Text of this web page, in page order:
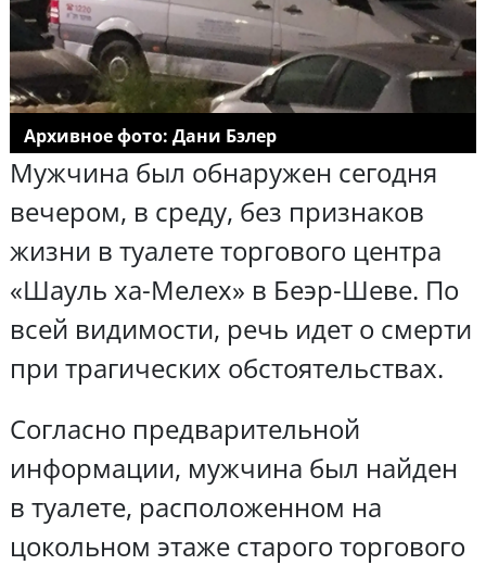
Архивное фото: Дани Бэлер
Мужчина был обнаружен сегодня
вечером, в среду, без признаков
жизни в туалете торгового центра
«Шауль ха-Мелех» в Беэр-Шеве. По
всей видимости, речь идет о смерти
при трагических обстоятельствах.
Согласно предварительной
информации, мужчина был найден
в туалете, расположенном на
цокольном этаже старого торгового